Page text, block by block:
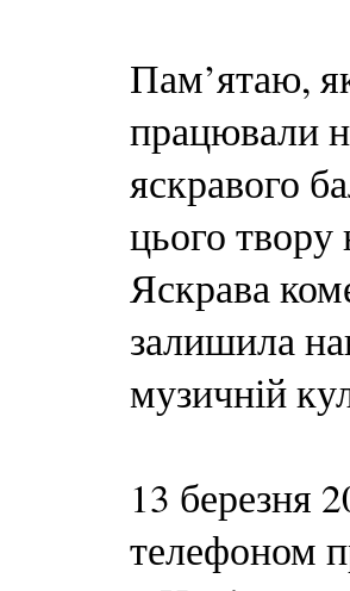
Пам’ятаю,
працювали
яскравого
цього
Яскрава
залишила
музичній
13 березня
телефоном